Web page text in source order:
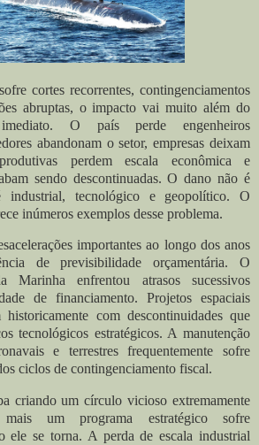
cortes recorrentes, contingenciamentos
abruptas, o impacto vai muito além do
O país perde engenheiros
abandonam o setor, empresas deixam
perdem escala econômica e
sendo descontinuadas. O dano não é
industrial, tecnológico e geopolítico. O
inúmeros exemplos desse problema.
importantes ao longo dos anos
de previsibilidade orçamentária. O
Marinha enfrentou atrasos sucessivos
de financiamento. Projetos espaciais
historicamente com descontinuidades que
tecnológicos estratégicos. A manutenção
e terrestres frequentemente sofre
ciclos de contingenciamento fiscal.
criando um círculo vicioso extremamente
um programa estratégico sofre
ele se torna. A perda de escala industrial